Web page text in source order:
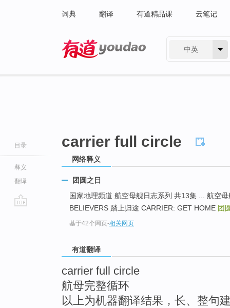
词典 翻译 有道精品课 云笔记
中英
目录
释义
翻译
carrier full circle
网络释义
团圆之日
国家地理频道 航空母舰日志系列 共13集 ... 航空
BELIEVERS 踏上归途 CARRIER: GET HOME 团
基于42个网页-相关网页
有道翻译
carrier full circle
航母完整循环
以上为机器翻译结果，长、整句